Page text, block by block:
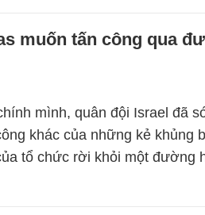
muốn tấn công qua
mình, quân đội Israel đã
khác của những kẻ khủng
tổ chức rời khỏi một đường